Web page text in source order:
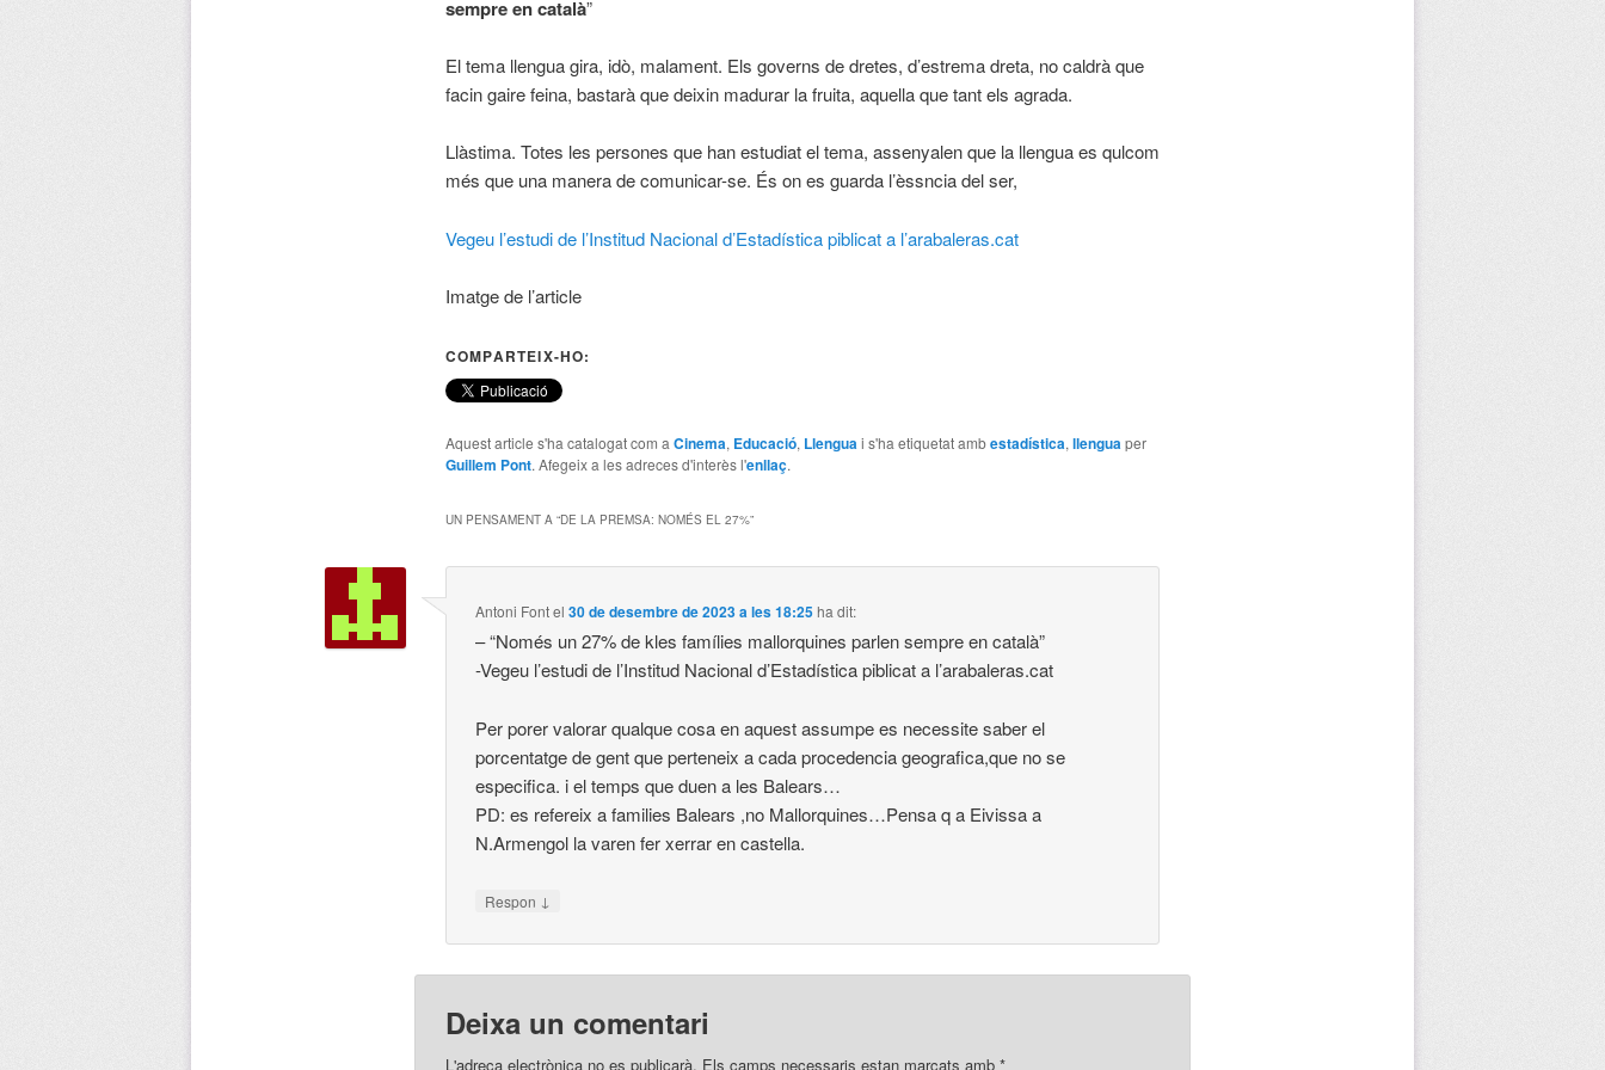
sempre en català”
El tema llengua gira, idò, malament. Els governs de dretes, d’estrema dreta, no caldrà que
facin gaire feina, bastarà que deixin madurar la fruita, aquella que tant els agrada.
Llàstima. Totes les persones que han estudiat el tema, assenyalen que la llengua es qulcom
més que una manera de comunicar-se. És on es guarda l’èssncia del ser,
Vegeu l’estudi de l’Institud Nacional d’Estadística piblicat a l’arabaleras.cat
Imatge de l’article
COMPARTEIX-HO:
Aquest article s'ha catalogat com a Cinema, Educació, Llengua i s'ha etiquetat ambestadística, llengua per
Guillem Pont. Afegeix a les adreces d'interès l'enllaç.
UN PENSAMENT A “DE LA PREMSA: NOMÉS EL 27%”
Antoni Fontel30 de desembre de 2023 a les 18:25ha dit:
– “Només un 27% de kles famílies mallorquines parlen sempre en català”
-Vegeu l’estudi de l’Institud Nacional d’Estadística piblicat a l’arabaleras.cat
Per porer valorar qualque cosa en aquest assumpe es necessite saber el
porcentatge de gent que perteneix a cada procedencia geografica,que no se
especifica. i el temps que duen a les Balears…
PD: es refereix a families Balears ,no Mallorquines…Pensa q a Eivissa a
N.Armengol la varen fer xerrar en castella.
Respon ↓
Deixa un comentari
L'adreça electrònica no es publicarà. Els camps necessaris estan marcats amb *